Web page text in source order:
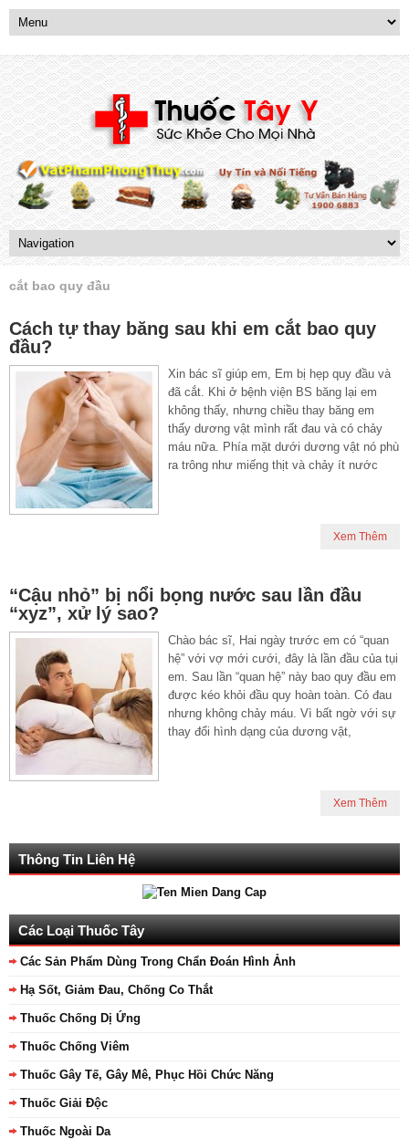
cắt bao quy đầu
Cách tự thay băng sau khi em cắt bao quy
đầu?
Xin bác sĩ giúp em, Em bị hẹp quy đầu và
đã cắt. Khi ở bệnh viện BS băng lại em
không thấy, nhưng chiều thay băng em
thấy dương vật mình rất đau và có chảy
máu nữa. Phía mặt dưới dương vật nó phù
ra trông như miếng thịt và chảy ít nước
Xem Thêm
“Cậu nhỏ” bị nổi bọng nước sau lần đầu
“xyz”, xử lý sao?
Chào bác sĩ, Hai ngày trước em có “quan
hệ” với vợ mới cưới, đây là lần đầu của tụi
em. Sau lần “quan hệ” này bao quy đầu em
được kéo khỏi đầu quy hoàn toàn. Có đau
nhưng không chảy máu. Vì bất ngờ với sự
thay đổi hình dạng của dương vật,
Xem Thêm
Thông Tin Liên Hệ
Các Loại Thuốc Tây
Các Sản Phẩm Dùng Trong Chẩn Đoán Hình Ảnh
Hạ Sốt, Giảm Đau, Chống Co Thắt
Thuốc Chống Dị Ứng
Thuốc Chống Viêm
Thuốc Gây Tế, Gây Mê, Phục Hồi Chức Năng
Thuốc Giải Độc
Thuốc Ngoài Da